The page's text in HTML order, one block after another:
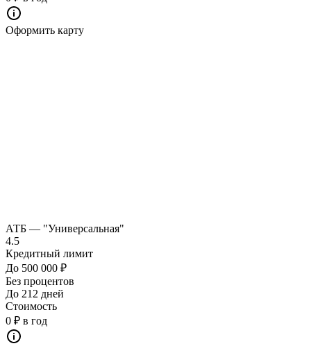
Оформить карту
АТБ — "Универсальная"
4.5
Кредитный лимит
До 500 000 ₽
Без процентов
До 212 дней
Стоимость
0 ₽ в год